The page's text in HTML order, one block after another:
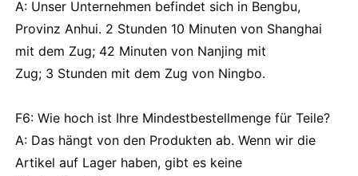
A: Unser Unternehmen befindet sich in Bengbu,
Provinz Anhui. 2 Stunden 10 Minuten von Shanghai
mit dem Zug; 42 Minuten von Nanjing mit
Zug; 3 Stunden mit dem Zug von Ningbo.
F6: Wie hoch ist Ihre Mindestbestellmenge für Teile?
A: Das hängt von den Produkten ab. Wenn wir die
Artikel auf Lager haben, gibt es keine